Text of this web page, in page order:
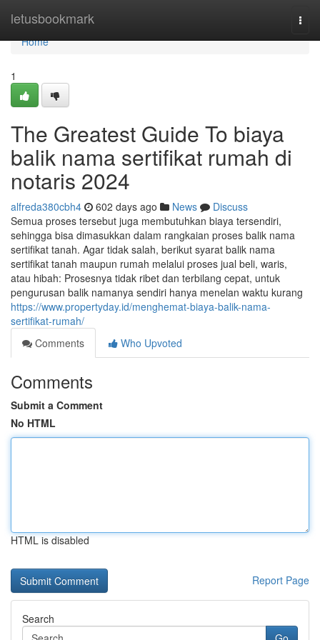
letusbookmark
Home
Home
1
The Greatest Guide To biaya
balik nama sertifikat rumah di
notaris 2024
alfreda380cbh4 602 days ago News
Discuss
Semua proses tersebut juga membutuhkan biaya tersendiri,
sehingga bisa dimasukkan dalam rangkaian proses balik nama
sertifikat tanah. Agar tidak salah, berikut syarat balik nama
sertifikat tanah maupun rumah melalui proses jual beli, waris,
atau hibah: Prosesnya tidak ribet dan terbilang cepat, untuk
pengurusan balik namanya sendiri hanya menelan waktu kurang
https://www.propertyday.id/menghemat-biaya-balik-nama-
sertifikat-rumah/
Comments
Who Upvoted
Comments
Submit a Comment
No HTML
HTML is disabled
Report Page
Search